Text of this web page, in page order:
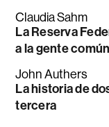
Claudia Sahm
La Reserva
a la gente común
John Authers
La historia de
tercera